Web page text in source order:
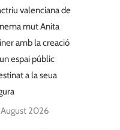
valenciana de
mut Anita
amb la creació
espai públic
a la seua
2026